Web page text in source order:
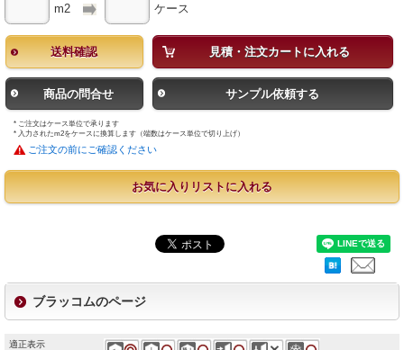
m2 ケース
送料確認 見積・注文カートに入れる
商品の問合せ サンプル依頼する
* ご注文はケース単位で承ります
* 入力されたm2をケースに換算します（端数はケース単位で切り上げ）
ご注文の前にご確認ください
お気に入りリストに入れる
ブラッコムのページ
適正表示